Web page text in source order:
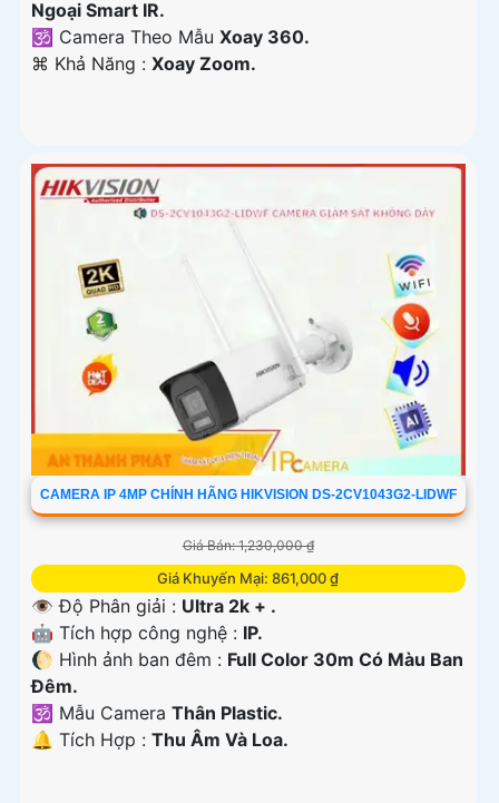
Ngoại Smart IR.
🕉️ Camera Theo Mẫu Xoay 360.
️⌘ Khả Năng : Xoay Zoom.
CAMERA IP 4MP CHÍNH HÃNG HIKVISION DS-2CV1043G2-LIDWF
Giá Bán: 1,230,000 ₫
Giá Khuyến Mại: 861,000 ₫
👁 Độ Phân giải : Ultra 2k + .
🤖️ Tích hợp công nghệ : IP.
🌔 Hình ảnh ban đêm : Full Color 30m Có Màu Ban
Ðêm.
🕉️ Mẫu Camera Thân Plastic.
️🔔 Tích Hợp : Thu Âm Và Loa.